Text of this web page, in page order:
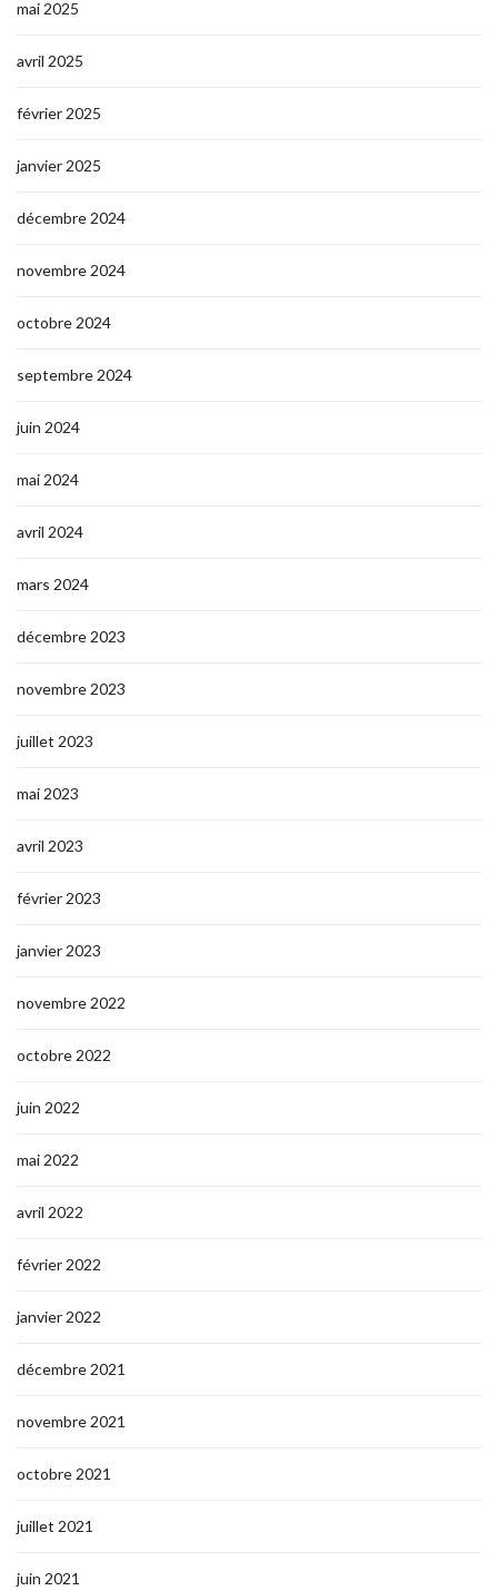
mai 2025
avril 2025
février 2025
janvier 2025
décembre 2024
novembre 2024
octobre 2024
septembre 2024
juin 2024
mai 2024
avril 2024
mars 2024
décembre 2023
novembre 2023
juillet 2023
mai 2023
avril 2023
février 2023
janvier 2023
novembre 2022
octobre 2022
juin 2022
mai 2022
avril 2022
février 2022
janvier 2022
décembre 2021
novembre 2021
octobre 2021
juillet 2021
juin 2021